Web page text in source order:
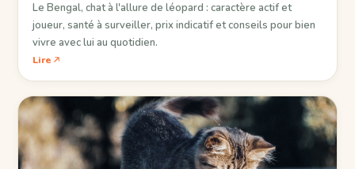
Le Bengal, chat à l'allure de léopard : caractère actif et
joueur, santé à surveiller, prix indicatif et conseils pour bien
vivre avec lui au quotidien.
Lire